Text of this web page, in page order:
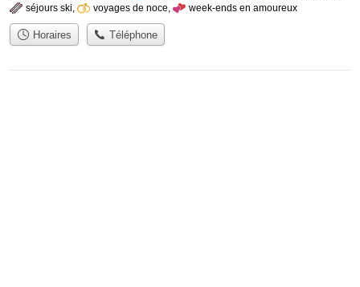
séjours ski, voyages de noce, week-ends en amoureux
Horaires Téléphone